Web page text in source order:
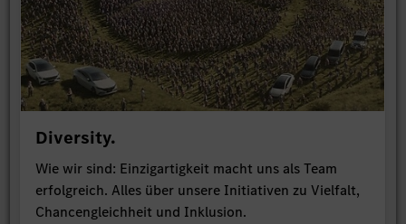
Diversity.
Wie wir sind: Einzigartigkeit macht uns als Team
erfolgreich. Alles über unsere Initiativen zu Vielfalt,
Chancengleichheit und Inklusion.